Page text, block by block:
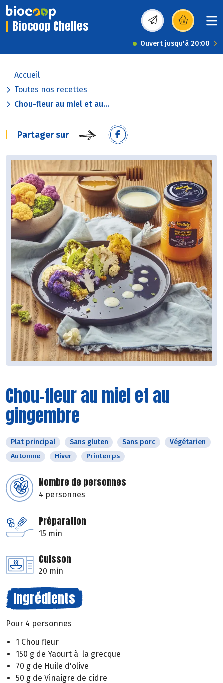
Biocoop Chelles (s’ouvre dans une
Ouvert jusqu'à 20:00
Accueil
Toutes nos recettes
Chou-fleur au miel et au...
Partager sur
Chou-fleur au miel et au
gingembre
Plat principal Sans gluten Sans porc
Végétarien
Automne
Hiver Printemps
Nombre de personnes
4 personnes
Préparation
15 min
Cuisson
20 min
Ingrédients
Pour 4 personnes
1 Chou fleur
150 g de Yaourt à la grecque
70 g de Huile d'olive
50 g de Vinaigre de cidre